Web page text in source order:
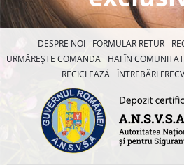
DESPRE NOI FORMULAR RETUR
URMĂREȘTE COMANDA
HAI ÎN
RECICLEAZĂ ÎNTREBĂRI